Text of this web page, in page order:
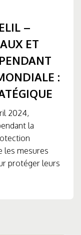
–
ET
:
2024,
la
les mesures
protéger leurs